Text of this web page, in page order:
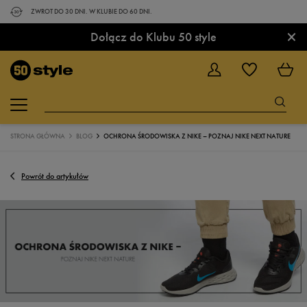
ZWROT DO 30 DNI. W KLUBIE DO 60 DNI.
Dołącz do Klubu 50 style ×
STRONA GŁÓWNA BLOG OCHRONA ŚRODOWISKA Z NIKE – POZNAJ NIKE NEXT NATURE
Powrót do artykułów